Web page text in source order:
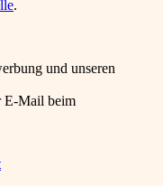
.
und unseren
E-Mail beim